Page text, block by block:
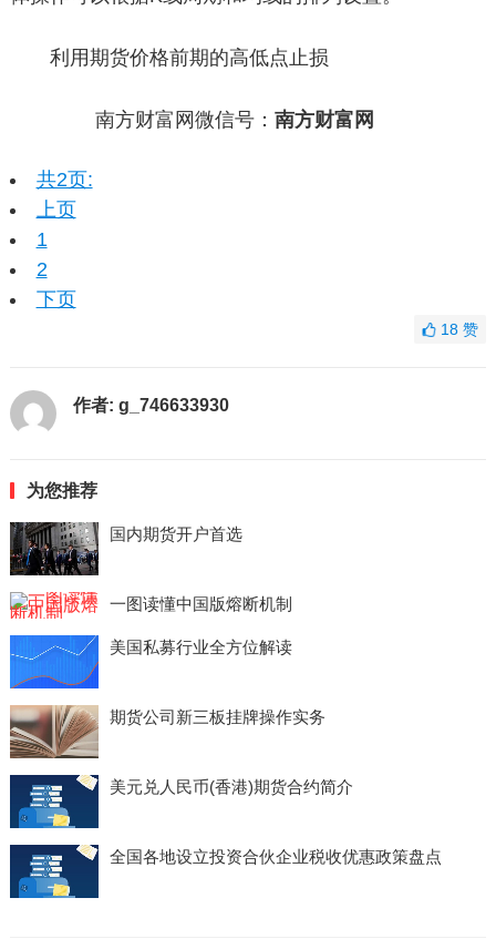
利用期货价格前期的高低点止损
南方财富网微信号： 南方财富网
共2页:
上页
1
2
下页
18赞
作者: g_746633930
为您推荐
国内期货开户首选
一图读懂中国版熔断机制
美国私募行业全方位解读
期货公司新三板挂牌操作实务
美元兑人民币(香港)期货合约简介
全国各地设立投资合伙企业税收优惠政策盘点